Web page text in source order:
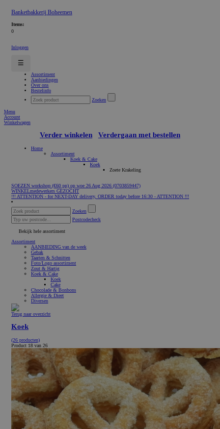
Banketbakkerij Boheemen
Items:
0
Inloggen
☰
Assortiment
Aanbiedingen
Over ons
Bestelinfo
Zoeken
Menu
Account
Winkelwagen
Verder winkelen Verdergaan met bestellen
Home
Assortiment
Koek & Cake
Koek
Zoete Krakeling
SOEZEN workshop (€60 pp) op woe 26 Aug 2026 (0703859447)
WINKELmedewerkers GEZOCHT
!!! ATTENTION - for NEXT-DAY delivery, ORDER today before 16:30 - ATTENTION !!!
Zoeken
Postcodecheck
Bekijk hele assortiment
Assortiment
AANBIEDING van de week
Gebak
Taarten & Schnitten
Foto/Logo assortiment
Zout & Hartig
Koek & Cake
Koek
Cake
Chocolade & Bonbons
Allergie & Dieet
Diversen
Terug naar overzicht
Koek
(26 producten)
Product 18 van 26